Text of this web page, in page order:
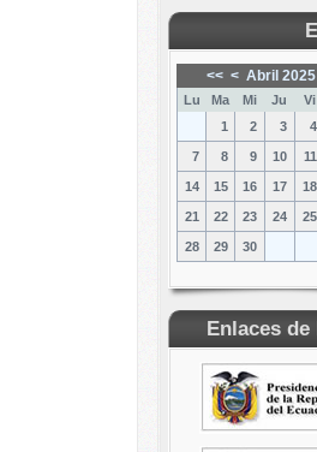
<< < Abril 2025
Lu Ma Mi Ju Vi
1
2 3 4
7 8 9 10 11
14 15 16 17 18
21 22 23 24 25
28 29 30
Enlaces